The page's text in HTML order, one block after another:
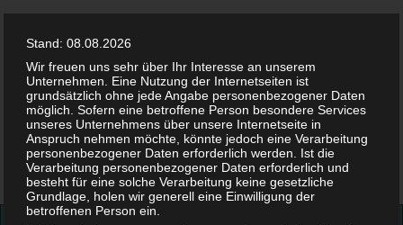
Facebook
Twitter
Suchen
nach:
Stand: 08.08.2026
Wir freuen uns sehr über Ihr Interesse an unserem
Unternehmen. Eine Nutzung der Internetseiten ist
grundsätzlich ohne jede Angabe personenbezogener Daten
möglich. Sofern eine betroffene Person besondere Services
unseres Unternehmens über unsere Internetseite in
Anspruch nehmen möchte, könnte jedoch eine Verarbeitung
personenbezogener Daten erforderlich werden. Ist die
Verarbeitung personenbezogener Daten erforderlich und
besteht für eine solche Verarbeitung keine gesetzliche
Grundlage, holen wir generell eine Einwilligung der
betroffenen Person ein.